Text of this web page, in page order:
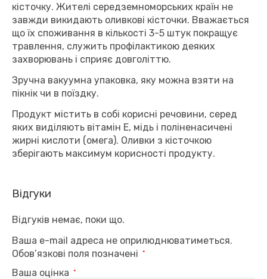
кісточку. Жителі середземноморських країн не
завжди викидають оливкові кісточки. Вважається
що їх споживання в кількості 3-5 штук покращує
травлення, служить профілактикою деяких
захворювань і сприяє довголіттю.
Зручна вакуумна упаковка, яку можна взяти на
пікнік чи в поїздку.
Продукт містить в собі корисні речовини, серед
яких виділяють вітамін Е, мідь і поліненасичені
жирні кислоти (омега). Оливки з кісточкою
зберігають максимум корисності продукту.
Відгуки
Відгуків немає, поки що.
Ваша e-mail адреса не оприлюднюватиметься.
Обов’язкові поля позначені
*
Ваша оцінка *